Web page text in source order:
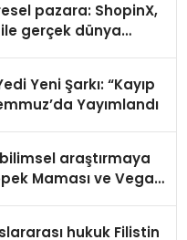
pazara: ShopinX,
gerçek dünya
Yeni Şarkı: “Kayıp
Yayımlandı
araştırmaya
Maması ve Vegan
hukuk Filistin